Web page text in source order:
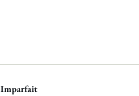
Imparfait